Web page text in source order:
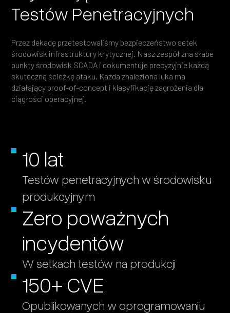
Testów Penetracyjnych
Przez dekadę przetestowaliśmy bezpieczeństwo setek
środowisk infrastruktury krytycznej. Nasz zespół zna słabe
punkty środowisk SCADA i dokumentuje precyzyjnie każdą
skuteczną ścieżkę ataku. Każda znaleziona luka ma
działający proof-of-concept i klasyfikację zagrożenia dla
ciągłości operacyjnej.
10 lat
Testów penetracyjnych w środowisku
produkcyjnym
Zero poważnych
incydentów
W setkach testów na produkcji
150+ CVE
Opublikowanych w oprogramowaniu